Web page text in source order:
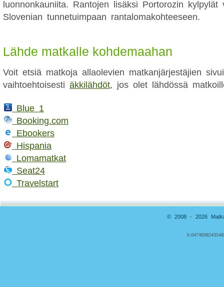
luonnonkauniita. Rantojen lisäksi Portorozin kylpylät
Slovenian tunnetuimpaan rantalomakohteeseen.
Lähde matkalle kohdemaahan
Voit etsiä matkoja allaolevien matkanjärjestäjien
vaihtoehtoisesti äkkilähdöt, jos olet lähdössä
Blue 1
Booking.com
Ebookers
Hispania
Lomamatkat
Seat24
Travelstart
© 2008 - 2026